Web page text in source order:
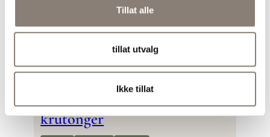
Tillat alle
tillat utvalg
Ikke tillat
Sjampinjongsuppe med
krutonger